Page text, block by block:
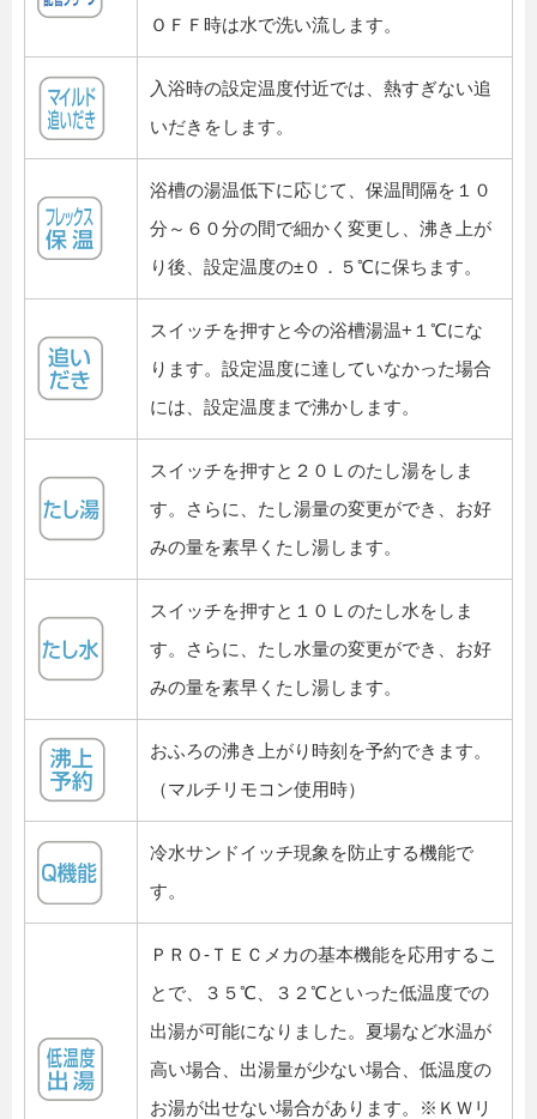
ＯＦＦ時は水で洗い流します。
入浴時の設定温度付近では、熱すぎない追
いだきをします。
浴槽の湯温低下に応じて、保温間隔を１０
分～６０分の間で細かく変更し、沸き上が
り後、設定温度の±０．５℃に保ちます。
スイッチを押すと今の浴槽湯温+１℃にな
ります。設定温度に達していなかった場合
には、設定温度まで沸かします。
スイッチを押すと２０Ｌのたし湯をしま
す。さらに、たし湯量の変更ができ、お好
みの量を素早くたし湯します。
スイッチを押すと１０Ｌのたし水をしま
す。さらに、たし水量の変更ができ、お好
みの量を素早くたし湯します。
おふろの沸き上がり時刻を予約できます。
（マルチリモコン使用時）
冷水サンドイッチ現象を防止する機能で
す。
ＰＲＯ-ＴＥＣメカの基本機能を応用するこ
とで、３５℃、３２℃といった低温度での
出湯が可能になりました。夏場など水温が
高い場合、出湯量が少ない場合、低温度の
お湯が出せない場合があります。※ＫＷリ